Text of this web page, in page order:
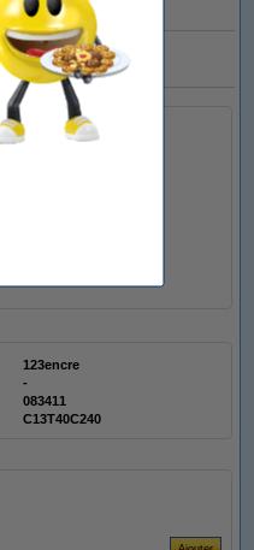
de clients
123encre
-
083411
C13T40C240